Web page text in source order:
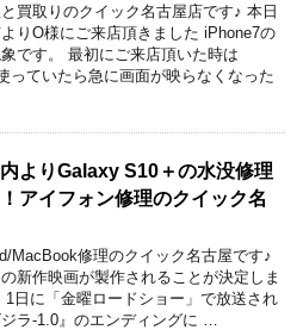
買取りのクイック名古屋店です♪ 本日
りO様にご来店頂きました iPhone7の
です。 最初にご来店頂いた時は
っていたら急に画面が映らなくなった
よりGalaxy S10＋の水没修理
アイフォン修理のクイック名
MacBook修理のクイック名古屋です♪
の新作映画が製作されることが決定しま
1日に「金曜ロードショー」で放送され
ラ-1.0』のエンディングに …